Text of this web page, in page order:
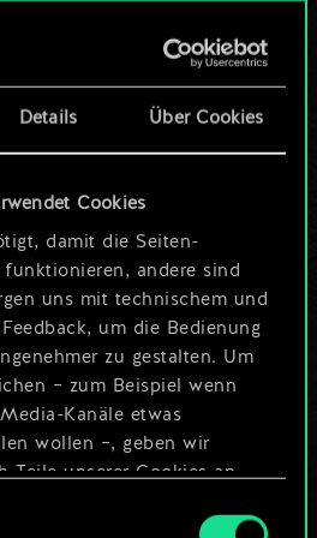
Details Über Cookies
Cookies
damit die Seiten-
funktionieren, andere sind
uns mit technischem und
Feedback, um die Bedienung
zu gestalten. Um
– zum Beispiel wenn
Kanäle etwas
wollen –, geben wir
Teile unserer Cookies an
deine Zustimmung.
ist dies nur
Satz
so viel
kann!
und Leitfaden
bearbeiten